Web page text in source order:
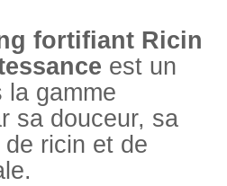
fortifiant Ricin
est un
la gamme
sa douceur, sa
ricin et de